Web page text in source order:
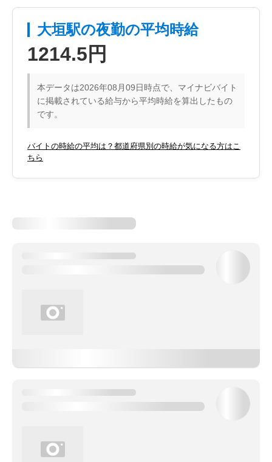
大垣駅の夜勤の平均時給
1214.5円
本データは2026年08月09日時点で、マイナビバイト
に掲載されている給与から平均時給を算出したもの
です。
バイトの時給の平均は？都道府県別の時給が気になる方はこ
ちら